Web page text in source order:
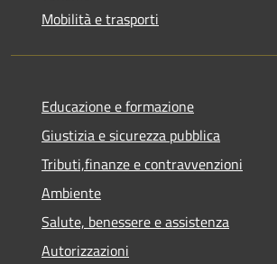
Mobilità e trasporti
Educazione e formazione
Giustizia e sicurezza pubblica
Tributi,finanze e contravvenzioni
Ambiente
Salute, benessere e assistenza
Autorizzazioni